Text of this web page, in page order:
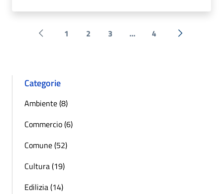
Pagina precedente
1 2 3 ... 4 Successiva
Categorie
Ambiente (8)
Commercio (6)
Comune (52)
Cultura (19)
Edilizia (14)